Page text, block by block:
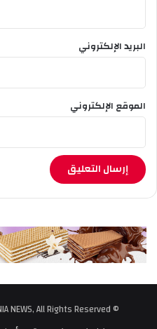
ل
ى
م
ع
ب
5
و
ي
ل
ل
أ
ل
البريد الإلكتروني
الموقع الإلكتروني
© Copyright 2009 - 2026, WATANIA NEWS, All Rights Reserved